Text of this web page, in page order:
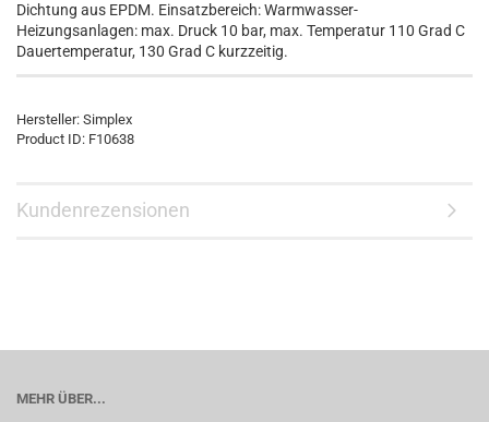
Dichtung aus EPDM. Einsatzbereich: Warmwasser-
Heizungsanlagen: max. Druck 10 bar, max. Temperatur 110 Grad C
Dauertemperatur, 130 Grad C kurzzeitig.
Hersteller: Simplex
Product ID: F10638
Kundenrezensionen
MEHR ÜBER...